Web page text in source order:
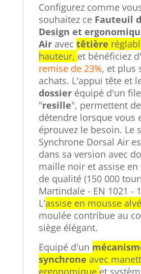
Configurez comme
souhaitez ce Fauteuil
Design et
Airavec têtière
hauteur, et bénéficiez
remise de 23%, et plus
achats. L'appui tête et
dossieréquipé d'un
"resille", permettent
détendre lorsque vous
éprouvez le besoin. Le
Synchrone Dorsal Air
dans sa version avec
maille noir et assise
de qualité (150 000
Martindale - EN 1021 -
L'assise en mousse
moulée contribue au
siège élégant.
Equipé d'un
synchrone avec
ergonomique et